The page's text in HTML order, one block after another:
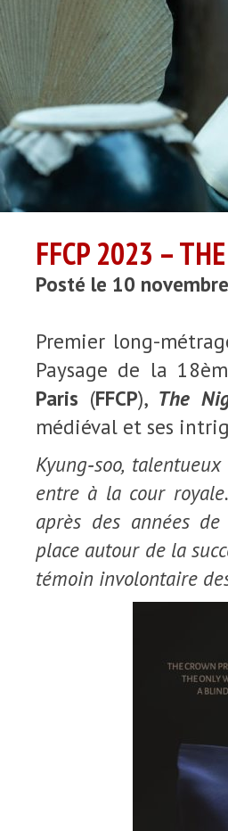
FFCP 2023 –
Posté le 10
Premier long-
Paysage de la
Paris (FFCP), The
médiéval et ses
Kyung‑soo,
entre à la cour
après des années
place autour de la
témoin involontaire